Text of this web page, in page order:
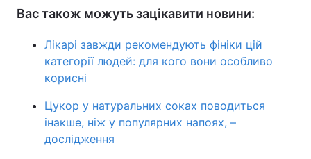
Вас також можуть зацікавити новини:
Лікарі завжди рекомендують фініки цій
категорії людей: для кого вони особливо
корисні
Цукор у натуральних соках поводиться
інакше, ніж у популярних напоях, –
дослідження